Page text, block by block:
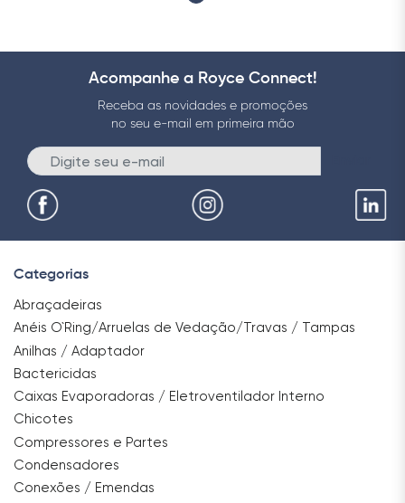
Acompanhe a Royce Connect!
Receba as novidades e promoções
no seu e-mail em primeira mão
Categorias
Abraçadeiras
Anéis O`Ring/Arruelas de Vedação/Travas / Tampas
Anilhas / Adaptador
Bactericidas
Caixas Evaporadoras / Eletroventilador Interno
Chicotes
Compressores e Partes
Condensadores
Conexões / Emendas